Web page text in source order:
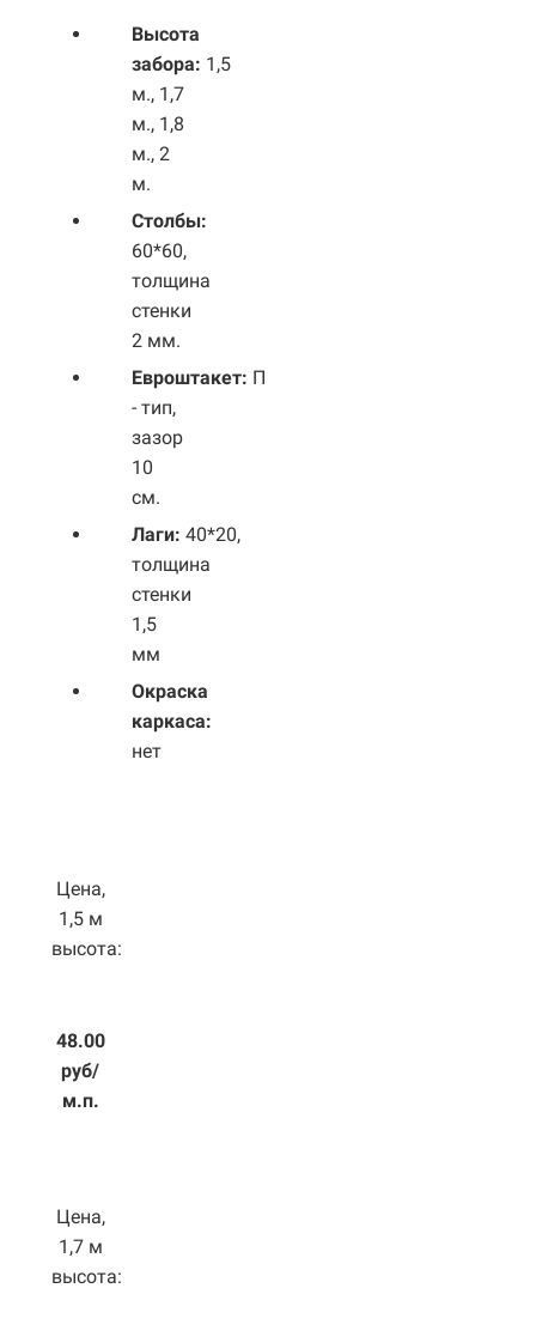
Высота
забора: 1,5
м., 1,7
м., 1,8
м., 2
м.
Столбы:
60*60,
толщина
стенки
2 мм.
Евроштакет: П
- тип,
зазор
10
см.
Лаги: 40*20,
толщина
стенки
1,5
мм
Окраска
каркаса:
нет
Цена,
1,5 м
высота:
48.00
руб/
м.п.
Цена,
1,7 м
высота: